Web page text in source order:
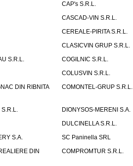
CAP's S.R.L.
CASCAD-VIN S.R.L.
CEREALE-PIRITA S.R.L.
CLASICVIN GRUP S.R.L.
S.R.L.
COGILNIC S.R.L.
COLUSVIN S.R.L.
DIN RIBNITA
COMONTEL-GRUP S.R.L.
S.R.L.
DIONYSOS-MERENI S.A.
DULCINELLA S.R.L.
S.A.
SC Paninella SRL
DIN
COMPROMTUR S.R.L.